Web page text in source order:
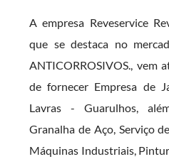
A empresa Reveservice
que se destaca no
ANTICORROSIVOS., vem
de fornecer Empresa de
Lavras - Guarulhos,
Granalha de Aço, Serviço
Máquinas Industriais,